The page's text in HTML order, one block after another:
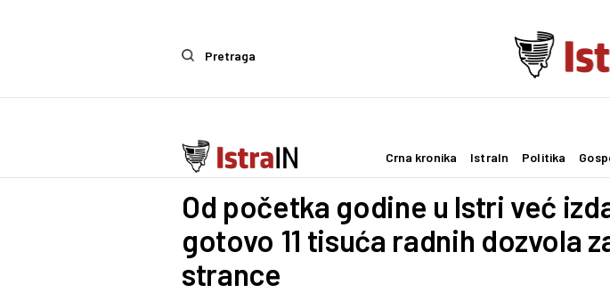
Pretraga
Crna kronika IstraIn Politika
IstraIn
Od početka godine u Istri već
gotovo 11 tisuća radnih dozvola
strance